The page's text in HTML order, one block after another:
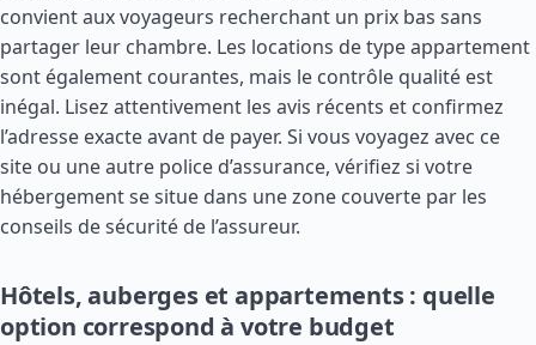
convient aux voyageurs recherchant un prix bas sans
partager leur chambre. Les locations de type appartement
sont également courantes, mais le contrôle qualité est
inégal. Lisez attentivement les avis récents et confirmez
l’adresse exacte avant de payer. Si vous voyagez avec ce
site ou une autre police d’assurance, vérifiez si votre
hébergement se situe dans une zone couverte par les
conseils de sécurité de l’assureur.
Hôtels, auberges et appartements : quelle
option correspond à votre budget